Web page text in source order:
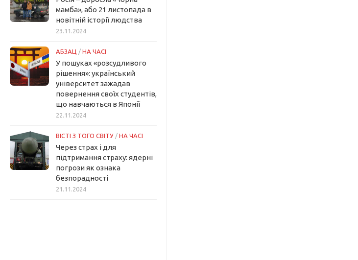
мамба», або 21 листопада в
новітній історії людства
23.11.2024
АБЗАЦ / НА ЧАСІ
У пошуках «розсудливого
рішення»: український
університет зажадав
повернення своїх студентів,
що навчаються в Японії
22.11.2024
ВІСТІ З ТОГО СВІТУ / НА ЧАСІ
Через страх і для
підтримання страху: ядерні
погрози як ознака
безпорадності
21.11.2024